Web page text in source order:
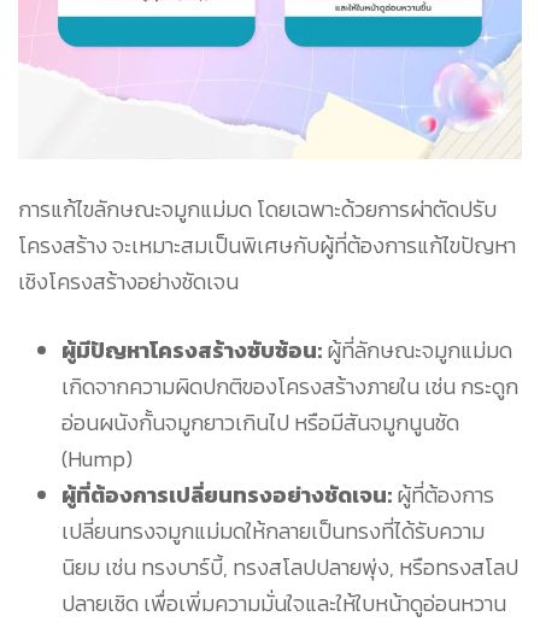
การแก้ไขลักษณะจมูกแม่มด โดยเฉพาะด้วยการผ่าตัดปรับ
โครงสร้าง จะเหมาะสมเป็นพิเศษกับผู้ที่ต้องการแก้ไขปัญหา
เชิงโครงสร้างอย่างชัดเจน
ผู้มีปัญหาโครงสร้างซับซ้อน:ผู้ที่ลักษณะจมูกแม่มด
เกิดจากความผิดปกติของโครงสร้างภายใน เช่น กระดูก
อ่อนผนังกั้นจมูกยาวเกินไป หรือมีสันจมูกนูนชัด
(Hump)
ผู้ที่ต้องการเปลี่ยนทรงอย่างชัดเจน:ผู้ที่ต้องการ
เปลี่ยนทรงจมูกแม่มดให้กลายเป็นทรงที่ได้รับความ
นิยม เช่น ทรงบาร์บี้, ทรงสโลปปลายพุ่ง, หรือทรงสโลป
ปลายเชิด เพื่อเพิ่มความมั่นใจและให้ใบหน้าดูอ่อนหวาน